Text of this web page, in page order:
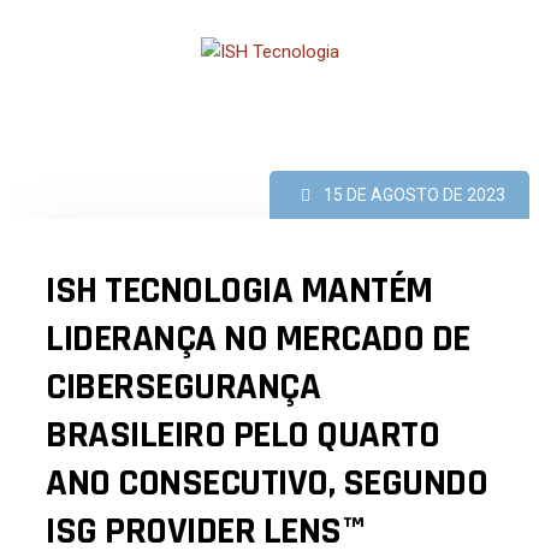
15 DE AGOSTO DE 2023
ISH TECNOLOGIA MANTÉM
LIDERANÇA NO MERCADO DE
CIBERSEGURANÇA
BRASILEIRO PELO QUARTO
ANO CONSECUTIVO, SEGUNDO
ISG PROVIDER LENS™